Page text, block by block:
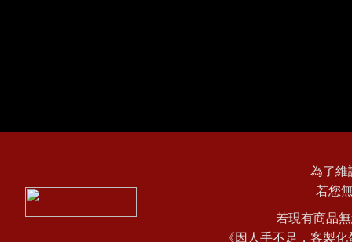
為了維
若您
若現有商品
《因人手不足，客製